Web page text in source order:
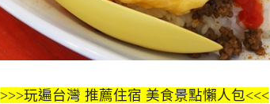
>>>玩遍台灣 推薦住宿 美食景點懶人包<<<